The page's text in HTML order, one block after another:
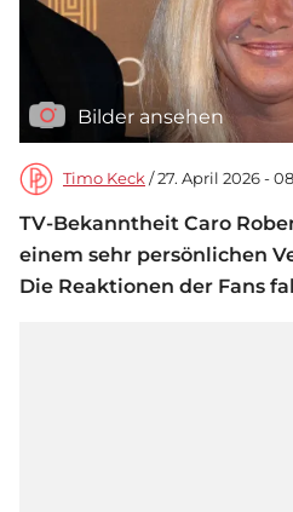
Bilder ansehen
Timo Keck / 27. April 2026 -
TV-Bekanntheit Caro
einem sehr persönlichen
Die Reaktionen der Fans